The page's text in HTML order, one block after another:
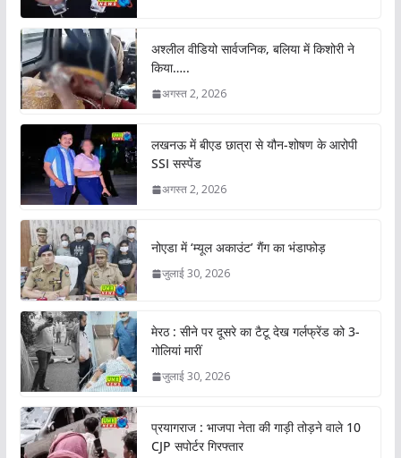
अश्लील वीडियो सार्वजनिक, बलिया में किशोरी ने
किया…..
अगस्त 2, 2026
लखनऊ में बीएड छात्रा से यौन-शोषण के आरोपी
SSI सस्पेंड
अगस्त 2, 2026
नोएडा में ‘म्यूल अकाउंट’ गैंग का भंडाफोड़
जुलाई 30, 2026
मेरठ : सीने पर दूसरे का टैटू देख गर्लफ्रेंड को 3-
गोलियां मारीं
जुलाई 30, 2026
प्रयागराज : भाजपा नेता की गाड़ी तोड़ने वाले 10
CJP सपोर्टर गिरफ्तार